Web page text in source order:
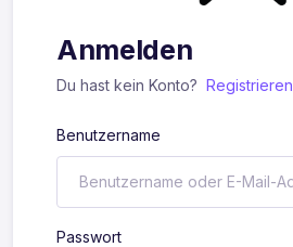
Anmelden
Du hast kein Konto? Registrieren
Benutzername
Passwort